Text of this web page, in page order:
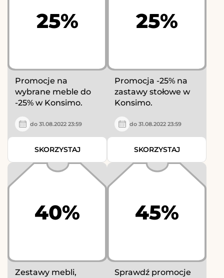
25%
Promocje na
wybrane meble do
-25% w Konsimo.
do 31.08.2022 23:59
SKORZYSTAJ
25%
Promocja -25% na
zastawy stołowe w
Konsimo.
do 31.08.2022 23:59
SKORZYSTAJ
40%
Zestawy mebli,
45%
Sprawdź promocje